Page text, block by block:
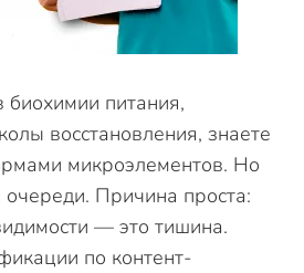
питания,
восстановления, знаете
микроэлементов. Но
очереди. Причина проста:
— это тишина.
по контент-